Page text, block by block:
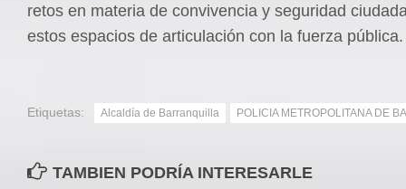
retos en materia de convivencia y seguridad
estos espacios de articulación con la fuerza pública.
Etiquetas: Alcaldía de Barranquilla POLICIA METROPOLITANA DE
TAMBIEN PODRÍA INTERESARLE